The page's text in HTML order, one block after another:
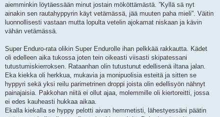
aiemminkin löytäessään minut jostain mököttämästä. ”Kyllä sä nyt
ainakin sen rautahyppyrin käyt vetämässä, jää muuten paha mieli”. Väitin
luonnollisesti vastaan mutta lopulta vetelin ajokamat niskaan ja kävin
vähän vetämässä.
Super Enduro-rata olikin Super Endurolle ihan pelkkää rakkautta. Kädet
oli edelleen aika tukossa joten tein oikeasti viisasti skipatessani
tutustumiskierroksen. Rataanhan olin tutustunut edellisenä iltana jalan.
Eka kiekka oli herkkua, mukavia ja monipuolisia esteitä ja sitten se
hyppyri sekä yksi reilu parimetrinen droppi joista olin edellisyön nähnyt
painajaisia. Pakkohan niitä ei ollut ajaa, molemmille oli kiertoreitti, jossa
ei edes kauheasti hukkaa aikaa.
Ekalla kiekalla se hyppy pelotti aivan hemmetisti, lähestyessäni päätin